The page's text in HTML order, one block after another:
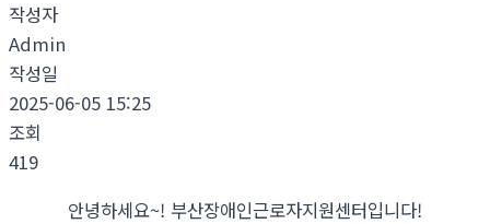
작성자
Admin
작성일
2025-06-05 15:25
조회
419
안녕하세요~! 부산장애인근로자지원센터입니다!